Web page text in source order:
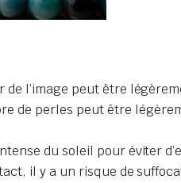
l’image peut être
de perles peut être
du soleil pour éviter
il y a un risque de